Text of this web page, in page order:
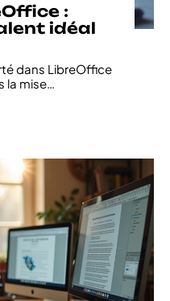
:
idéal
dans LibreOffice
la mise…